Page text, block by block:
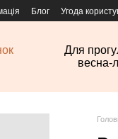
Блог Угода
Для
весна-